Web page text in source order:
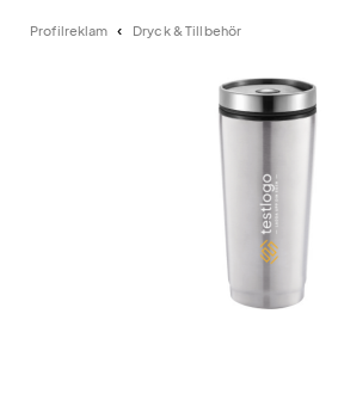
Profilreklam Dryck & Tillbehör